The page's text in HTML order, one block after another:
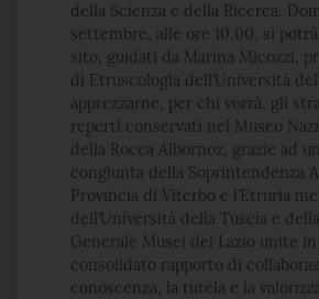
della Scienza e della Ricerca.
settembre, alle ore 10.00, si
sito, guidati da Marina Micozzi,
di Etruscologia dell’Università
apprezzarne, per chi vorrà, gli
reperti conservati nel Museo
della Rocca Albornoz, grazie ad
congiunta della Soprintendenza
Provincia di Viterbo e l’Etruria
dell’Università della Tuscia e
Generale Musei del Lazio unite
consolidato rapporto di
conoscenza, la tutela e la